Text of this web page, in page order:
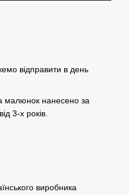
відправити в день
малюнок нанесено за
3-х років.
виробника